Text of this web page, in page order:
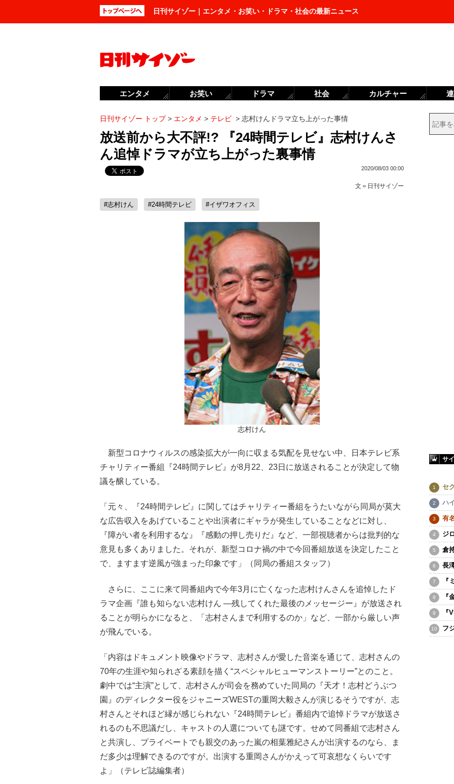
日刊サイゾー｜エンタメ・お笑い・ドラマ・社会の最新ニュース
日刊サイゾー トップ> エンタメ > テレビ > 志村けんドラマ立ち上がった事情
放送前から大不評!? 『24時間テレビ』志村けんさ
ん追悼ドラマが立ち上がった裏事情
2020/08/03 00:00
文＝ 日刊サイゾー
#志村けん #24時間テレビ #イザワオフィス
志村けん
新型コロナウィルスの感染拡大が一向に収まる気配を見せない中、日本テレビ系
チャリティー番組『24時間テレビ』が8月22、23日に放送されることが決定して物
議を醸している。
「元々、『24時間テレビ』に関してはチャリティー番組をうたいながら同局が莫大
な広告収入をあげていることや出演者にギャラが発生していることなどに対し、
『障がい者を利用するな』『感動の押し売りだ』など、一部視聴者からは批判的な
意見も多くありました。それが、新型コロナ禍の中で今回番組放送を決定したこと
で、ますます逆風が強まった印象です」（同局の番組スタッフ）
さらに、ここに来て同番組内で今年3月に亡くなった志村けんさんを追悼したド
ラマ企画『誰も知らない志村けん ―残してくれた最後のメッセージー』が放送され
ることが明らかになると、「志村さんまで利用するのか」など、一部から厳しい声
が飛んでいる。
「内容はドキュメント映像やドラマ、志村さんが愛した音楽を通じて、志村さんの
70年の生涯や知られざる素顔を描く“スペシャルヒューマンストーリー”とのこと。
劇中では“主演”として、志村さんが司会を務めていた同局の『天才！志村どうぶつ
園』のディレクター役をジャニーズWESTの重岡大毅さんが演じるそうですが、志
村さんとそれほど縁が感じられない『24時間テレビ』番組内で追悼ドラマが放送さ
れるのも不思議だし、キャストの人選についても謎です。せめて同番組で志村さん
と共演し、プライベートでも親交のあった嵐の相葉雅紀さんが出演するのなら、ま
だ多少は理解できるのですが。出演する重岡さんがかえって可哀想なくらいです
よ」（テレビ誌編集者）
サ
セ
ハ
有
ジ
倉
長
『
『
『
フ
エンタメ お笑い ドラマ 社会 カルチャー